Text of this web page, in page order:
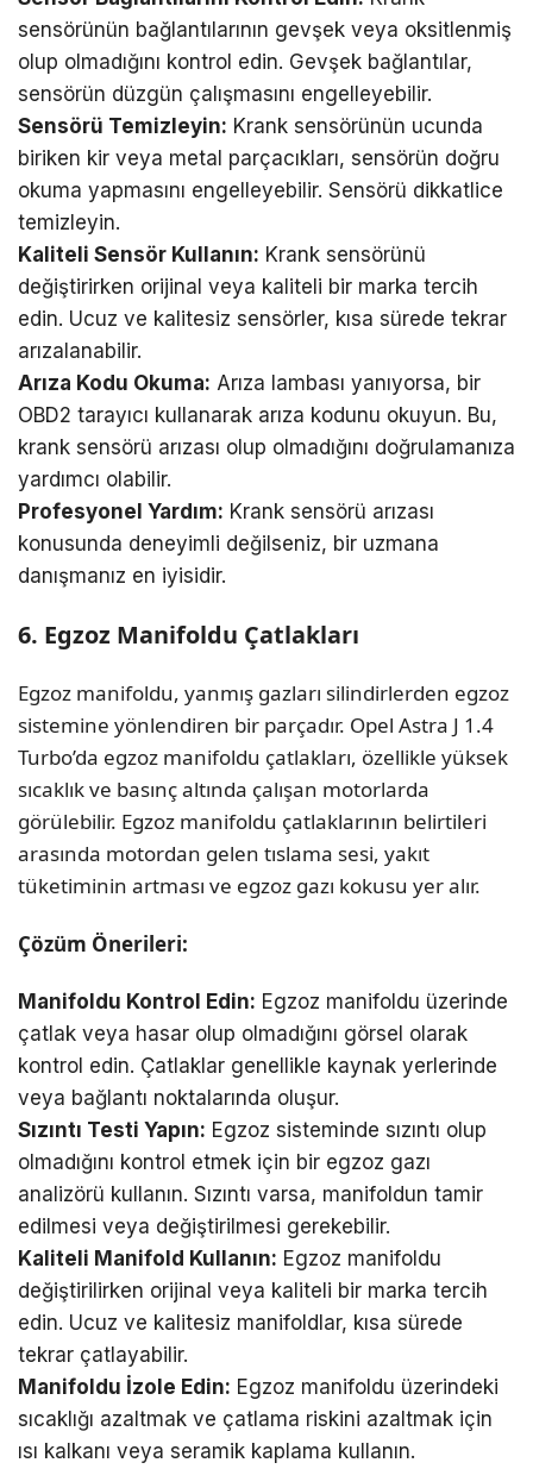
sensörünün bağlantılarının gevşek veya oksitlenmiş
olup olmadığını kontrol edin. Gevşek bağlantılar,
sensörün düzgün çalışmasını engelleyebilir.
Sensörü Temizleyin: Krank sensörünün ucunda
biriken kir veya metal parçacıkları, sensörün doğru
okuma yapmasını engelleyebilir. Sensörü dikkatlice
temizleyin.
Kaliteli Sensör Kullanın: Krank sensörünü
değiştirirken orijinal veya kaliteli bir marka tercih
edin. Ucuz ve kalitesiz sensörler, kısa sürede tekrar
arızalanabilir.
Arıza Kodu Okuma: Arıza lambası yanıyorsa, bir
OBD2 tarayıcı kullanarak arıza kodunu okuyun. Bu,
krank sensörü arızası olup olmadığını doğrulamanıza
yardımcı olabilir.
Profesyonel Yardım: Krank sensörü arızası
konusunda deneyimli değilseniz, bir uzmana
danışmanız en iyisidir.
6. Egzoz Manifoldu Çatlakları
Egzoz manifoldu, yanmış gazları silindirlerden egzoz
sistemine yönlendiren bir parçadır. Opel Astra J 1.4
Turbo’da egzoz manifoldu çatlakları, özellikle yüksek
sıcaklık ve basınç altında çalışan motorlarda
görülebilir. Egzoz manifoldu çatlaklarının belirtileri
arasında motordan gelen tıslama sesi, yakıt
tüketiminin artması ve egzoz gazı kokusu yer alır.
Çözüm Önerileri:
Manifoldu Kontrol Edin: Egzoz manifoldu üzerinde
çatlak veya hasar olup olmadığını görsel olarak
kontrol edin. Çatlaklar genellikle kaynak yerlerinde
veya bağlantı noktalarında oluşur.
Sızıntı Testi Yapın: Egzoz sisteminde sızıntı olup
olmadığını kontrol etmek için bir egzoz gazı
analizörü kullanın. Sızıntı varsa, manifoldun tamir
edilmesi veya değiştirilmesi gerekebilir.
Kaliteli Manifold Kullanın: Egzoz manifoldu
değiştirilirken orijinal veya kaliteli bir marka tercih
edin. Ucuz ve kalitesiz manifoldlar, kısa sürede
tekrar çatlayabilir.
Manifoldu İzole Edin: Egzoz manifoldu üzerindeki
sıcaklığı azaltmak ve çatlama riskini azaltmak için
ısı kalkanı veya seramik kaplama kullanın.